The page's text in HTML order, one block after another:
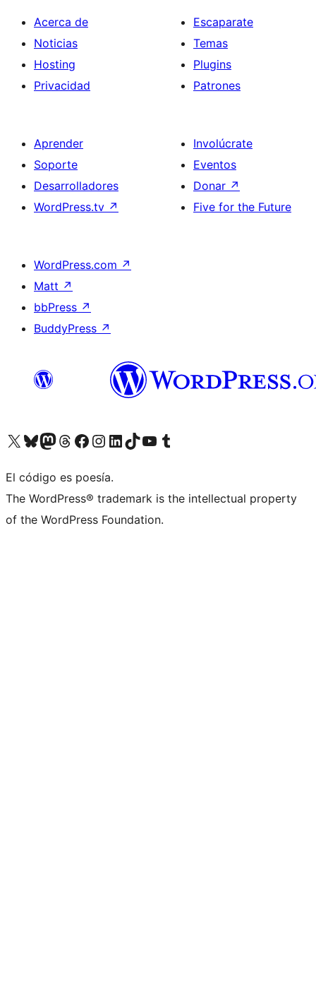
Acerca de
Noticias
Hosting
Privacidad
Escaparate
Temas
Plugins
Patrones
Aprender
Soporte
Desarrolladores
WordPress.tv ↗
Involúcrate
Eventos
Donar ↗
Five for the Future
WordPress.com ↗
Matt ↗
bbPress ↗
BuddyPress ↗
Visita nuestra cuenta de X (anteriormente Twitter)
Visita nuestra cuenta de Bluesky
Visita nuestra cuenta de Mastodon
Visita nuestra cuenta de Threads
Visita nuestra página de Facebook
Visita nuestra cuenta de Instagram
Visita nuestra cuenta de LinkedIn
Visita nuestra cuenta de TikTok
Visita nuestro canal de YouTube
Visita nuestra cuenta de Tumblr
El código es poesía.
The WordPress® trademark is the intellectual property
of the WordPress Foundation.